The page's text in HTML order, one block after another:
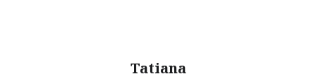
Tatiana